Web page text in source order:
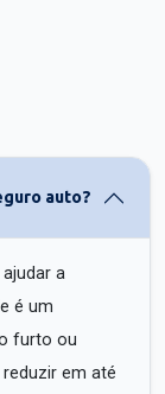
auto?
a
é um
furto ou
em até